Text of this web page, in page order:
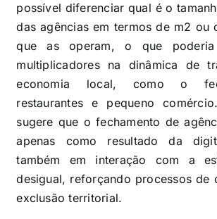
possível diferenciar qual é o
das agências em termos de m2 ou
que as operam, o que
multiplicadores na dinâmica de
economia local, como o
restaurantes e pequeno
sugere que o fechamento de
apenas como resultado da
também em interação com a
desigual, reforçando processos de
exclusão territorial.